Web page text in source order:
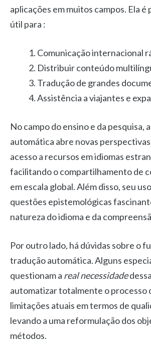
aplicações em muitos campos. Ela
útil para :
Comunicação internacional
Distribuir conteúdo
Tradução de grandes
Assistência a viajantes e
No campo do ensino e da pesquisa,
automática abre novas
acesso a recursos em idiomas
facilitando o compartilhamento de
em escala global. Além disso, seu
questões epistemológicas
natureza do idioma e da
Por outro lado, há dúvidas sobre o
tradução automática. Alguns
questionam a real necessidade
automatizar totalmente o processo
limitações atuais em termos de
levando a uma reformulação dos
métodos.